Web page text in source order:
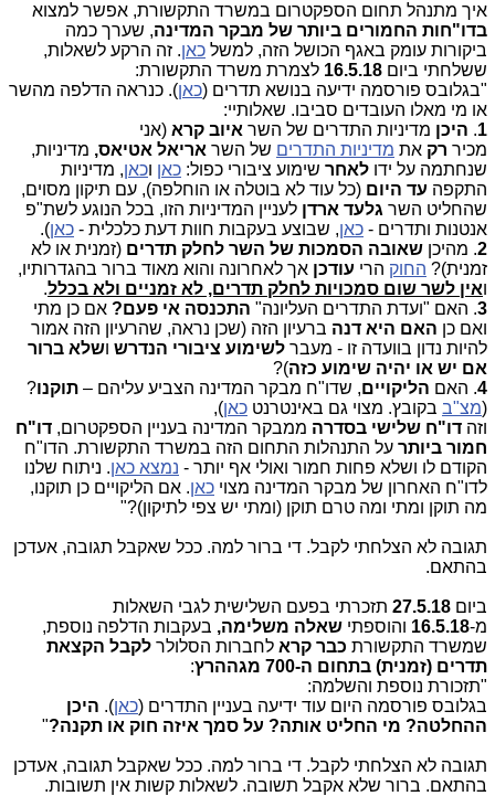
איך מתנהל תחום הספקטרום במשרד התקשורת, אפשר למצוא
בדו"חות החמורים ביותר של מבקר המדינה, שערך כמה
ביקורות עומק באגף הכושל הזה, למשל כאן. זה הרקע לשאלות,
ששלחתי ביום 16.5.18לצמרת משרד התקשורת:
"בגלובס פורסמה ידיעה בנושא תדרים (כאן). כנראה הדלפה מהשר
או מי מאלו העובדים סביבו. שאלותיי:
1
. היכןמדיניות התדרים של השר איוב קרא(אני
מכיר רקאת מדיניות התדריםשל השר אריאל אטיאס, מדיניות,
שנחתמה על ידו לאחרשימוע ציבורי כפול: כאןו כאן, מדיניות
התקפה עד היום(כל עוד לא בוטלה או הוחלפה), עם תיקון מסוים,
שהחליט השר גלעד ארדןלעניין המדיניות הזו, בכל הנוגע לשת"פ
אנטנות ותדרים - כאן, שבוצע בעקבות חוות דעת כלכלית - כאן).
2. מהיכן שאובה הסמכות של השר לחלק תדרים(זמנית או לא
זמנית)? החוקהרי עודכן אך לאחרונה והוא מאוד ברור בהגדרותיו,
אין לשר שום סמכויות לחלק תדרים, לא זמניים ולא בכלל.
3. האם "ועדת התדרים העליונה" התכנסה אי פעם?אם כן מתי
ואם כן האם היא דנהברעיון הזה (שכן נראה, שהרעיון הזה אמור
להיות נדון בוועדה זו - מעבר לשימוע ציבורי הנדרשו שלא ברור
אם יש או יהיה שימוע כזה)?
4. האם הליקויים, שדו"ח מבקר המדינה הצביע עליהם – תוקנו?
(מצ"בבקובץ. מצוי גם באינטרנט כאן),
וזה דו"ח שלישי בסדרה ממבקר המדינה בעניין הספקטרום, דו"ח
חמור ביותרעל התנהלות התחום הזה במשרד התקשורת. הדו"ח
הקודם לו ושלא פחות חמור ואולי אף יותר - נמצא כאן. ניתוח שלנו
לדו"ח האחרון של מבקר המדינה מצוי כאן. אם הליקויים כן תוקנו,
מה תוקן ומתי ומה טרם תוקן (ומתי יש צפי לתיקון)?"
תגובה לא הצלחתי לקבל. די ברור למה. ככל שאקבל תגובה, אעדכן
בהתאם.
ביום 27.5.18תזכרתי בפעם השלישית לגבי השאלות
מ-16.5.18והוספתי שאלה משלימה,בעקבות הדלפה נוספת,
שמשרד התקשורת כבר קראלחברות הסלולר לקבל הקצאת
תדרים (זמנית) בתחום ה-700 מגההרץ
:
"תזכורת נוספת והשלמה:
בגלובס פורסמה היום עוד ידיעה בעניין התדרים (כאן). היכן
ההחלטה? מי החליט אותה? על סמך איזה חוק או תקנה?"
תגובה לא הצלחתי לקבל. די ברור למה. ככל שאקבל תגובה, אעדכן
בהתאם. ברור שלא אקבל תשובה. לשאלות קשות אין תשובות.